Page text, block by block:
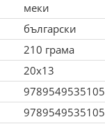
меки
български
210 грама
20x13
9789549535105
9789549535105